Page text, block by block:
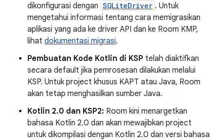
dikonfigurasi dengan SQLiteDriver . Untuk
mengetahui informasi tentang cara memigrasikan
aplikasi yang ada ke driver API dan ke Room KMP,
lihat dokumentasi migrasi.
Pembuatan Kode Kotlin di KSP telah diaktifkan
secara default jika pemrosesan dilakukan melalui
KSP. Untuk project khusus KAPT atau Java, Room
akan tetap menghasilkan sumber Java.
Kotlin 2.0 dan KSP2: Room kini menargetkan
bahasa Kotlin 2.0 dan akan mewajibkan project
untuk dikompilasi dengan Kotlin 2.0 dan versi bahasa